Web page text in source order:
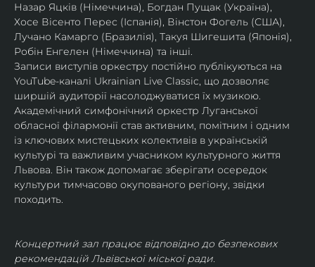
Назар Яцків (Німеччина), Богдан Пущак (Україна),
Хосе Вісенто Перес (Іспанія), Вінстон Фогель (США),
Лучано Камарго (Бразилія), Такуя Шигешита (Японія),
Робін Енгелен (Німеччина) та інші.
Записи виступів оркестру постійно публікуються на
YouTube-каналі Ukrainian Live Classic, що дозволяє
ширшій аудиторії насолоджуватися їх музикою​.
Академічний симфонічний оркестр Луганської
обласної філармонії став активним, помітним і одним
із ключових мистецьких колективів в українській
культурі та важливим учасником культурного життя
Львова. Він також допомагає зберігати осередок
культури тимчасово окупованого регіону, звідки
походить.
Концертний зал працює відповідно до безпекових
рекомендацій Львівської міської ради.